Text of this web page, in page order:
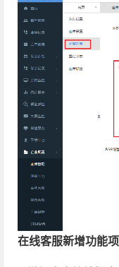
在线客服新增功能项